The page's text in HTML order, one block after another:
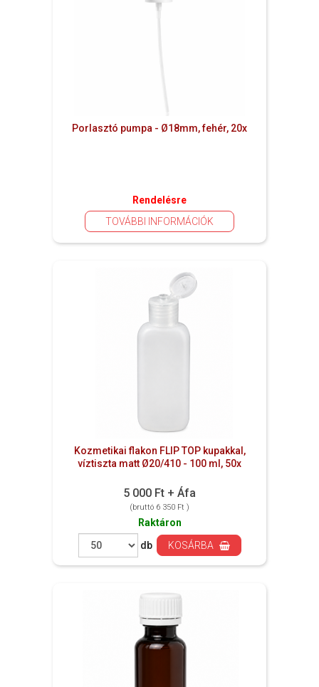
Porlasztó pumpa - Ø18mm, fehér, 20x
Rendelésre
TOVÁBBI INFORMÁCIÓK
Kozmetikai flakon FLIP TOP kupakkal,
víztiszta matt Ø20/410 - 100 ml, 50x
5 000 Ft + Áfa
(bruttó 6 350 Ft )
Raktáron
db
KOSÁRBA